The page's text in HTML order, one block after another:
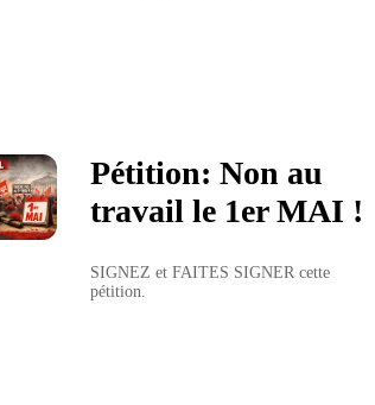
Pétition: Non au
travail le 1er MAI !
SIGNEZ et FAITES SIGNER cette
pétition.